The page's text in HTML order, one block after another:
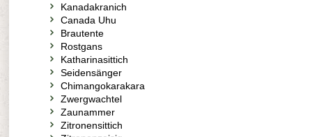
Kanadakranich
Canada Uhu
Brautente
Rostgans
Katharinasittich
Seidensänger
Chimangokarakara
Zwergwachtel
Zaunammer
Zitronensittich